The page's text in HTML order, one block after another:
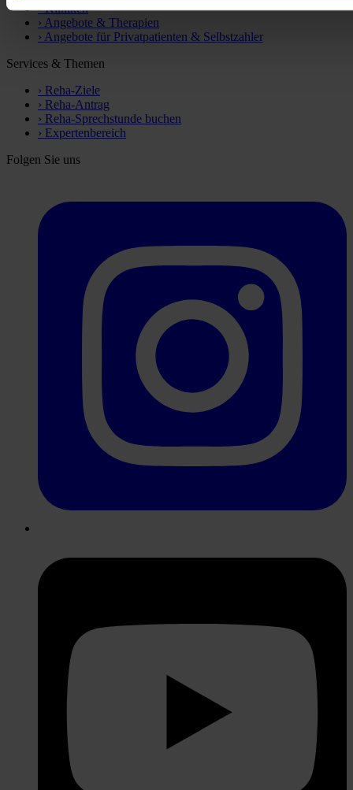
›Kliniken
› Angebote & Therapien
› Angebote für Privatpatienten & Selbstzahler
Services & Themen
› Reha-Ziele
› Reha-Antrag
› Reha-Sprechstunde buchen
› Expertenbereich
Folgen Sie uns